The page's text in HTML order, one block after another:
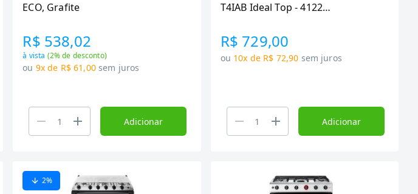
ECO, Grafite
R$ 538,02
à vista (2% de desconto)
ou 9x de R$ 61,00 sem juros
Adicionar
T4IAB Ideal Top - 4122
Bivolt
R$ 729,00
ou 10x de R$ 72,90 sem juros
Adicionar
2%